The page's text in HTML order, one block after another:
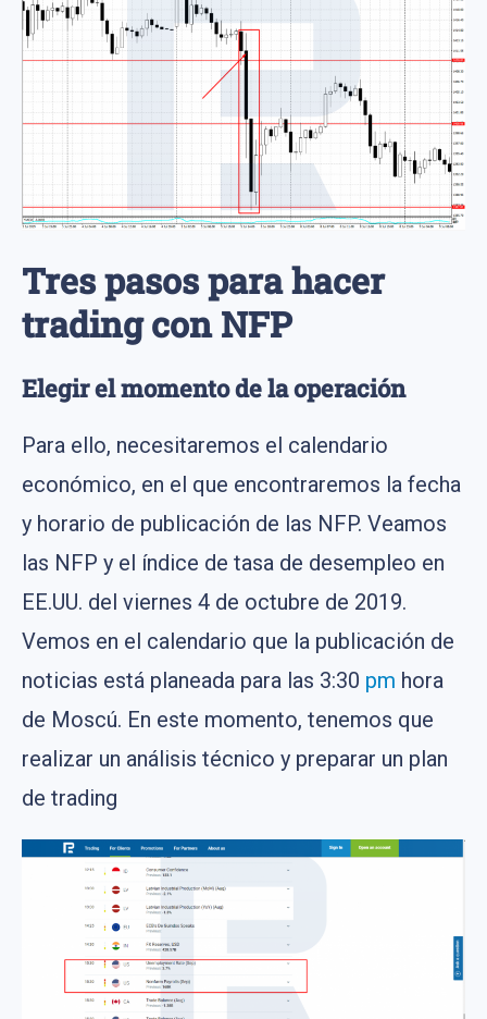
Tres pasos para hacer
trading con NFP
Elegir el momento de la operación
Para ello, necesitaremos el calendario
económico, en el que encontraremos la fecha
y horario de publicación de las NFP. Veamos
las NFP y el índice de tasa de desempleo en
EE.UU. del viernes 4 de octubre de 2019.
Vemos en el calendario que la publicación de
noticias está planeada para las 3:30 pm hora
de Moscú. En este momento, tenemos que
realizar un análisis técnico y preparar un plan
de trading